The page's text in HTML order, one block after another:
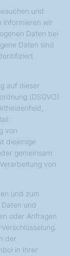
und
informieren wir
Daten bei
Daten sind
auf dieser
(DSGVO)
von
diejenige
gemeinsam
von
und zum
und
oder Anfragen
der
in Ihrer